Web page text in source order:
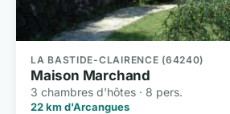
LA BASTIDE-CLAIRENCE (64240)
Maison Marchand
3 chambres d'hôtes · 8 pers.
22 km d'Arcangues